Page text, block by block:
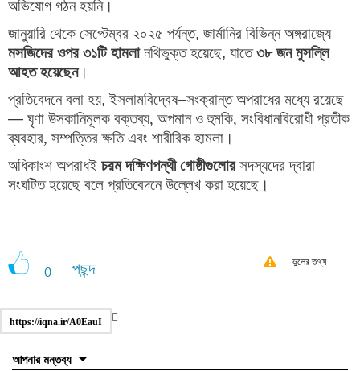
অভিযোগ গঠন হয়নি।
জানুয়ারি থেকে সেপ্টেম্বর ২০২৫ পর্যন্ত, জার্মানির বিভিন্ন অঙ্গরাজ্যে
মসজিদের ওপর ৩১টি হামলা নথিভুক্ত হয়েছে, যাতে ৩৮ জন মুসল্লি
আহত হয়েছেন।
প্রতিবেদনে বলা হয়,ইসলামবিদ্বেষ–সংক্রান্ত অপরাধের মধ্যে রয়েছে
— ঘৃণা উসকানিমূলক বক্তব্য, অপমান ও হুমকি, সংবিধানবিরোধী প্রতীক
ব্যবহার, সম্পত্তির ক্ষতিএবং শারীরিক হামলা ।
অধিকাংশ অপরাধই চরম দক্ষিণপন্থী গোষ্ঠীগুলোর সদস্যদের দ্বারা
সংঘটিত হয়েছে বলে প্রতিবেদনে উল্লেখ করা হয়েছে।
0 পছন্দ ভুলের তথ্য
https://iqna.ir/A0EauI
আপনার মন্তব্য